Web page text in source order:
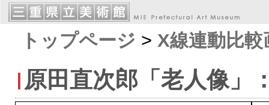
トップページ > X線連動比較
原田直次郎「老人像